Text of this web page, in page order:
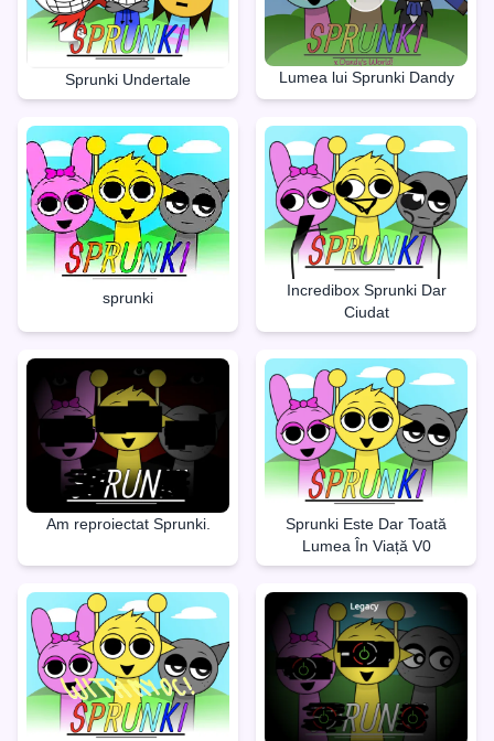
Sprunki Undertale Lumea lui Sprunki Dandy
sprunki
Incredibox Sprunki Dar
Ciudat
Am reproiectat Sprunki.
Sprunki Este Dar Toată
Lumea În Viață V0